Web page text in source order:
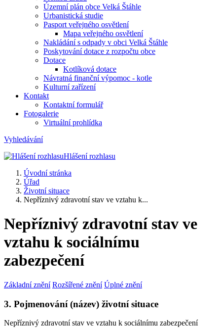
Územní plán obce Velká Štáhle
Urbanistická studie
Pasport veřejného osvětlení
Mapa veřejného osvětlení
Nakládání s odpady v obci Velká Štáhle
Poskytování dotace z rozpočtu obce
Dotace
Kotlíková dotace
Návratná finanční výpomoc - kotle
Kulturní zařízení
Kontakt
Kontaktní formulář
Fotogalerie
Virtuální prohlídka
Vyhledávání
Hlášení rozhlasu
Úvodní stránka
Úřad
Životní situace
Nepříznivý zdravotní stav ve vztahu k...
Nepříznivý zdravotní stav ve
vztahu k sociálnímu
zabezpečení
Základní znění Rozšířené znění Úplné znění
3. Pojmenování (název) životní situace
Nepříznivý zdravotní stav ve vztahu k sociálnímu zabezpečení